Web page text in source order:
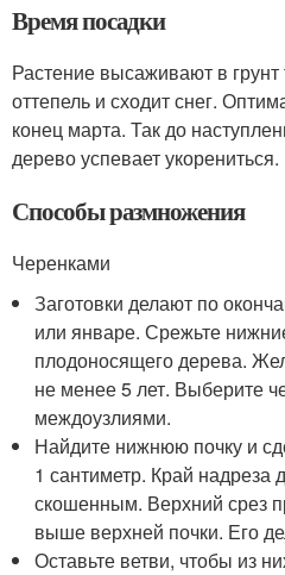
Время посадки
Растение высаживают в грунт
оттепель и сходит снег.
конец марта. Так до
дерево успевает укорениться.
Способы размножения
Черенками
Заготовки делают по
или январе. Срежьте
плодоносящего дерева.
не менее 5 лет. Выберите
междоузлиями.
Найдите нижнюю почку и
1 сантиметр. Край надреза
скошенным. Верхний срез
выше верхней почки. Его
Оставьте ветви, чтобы из